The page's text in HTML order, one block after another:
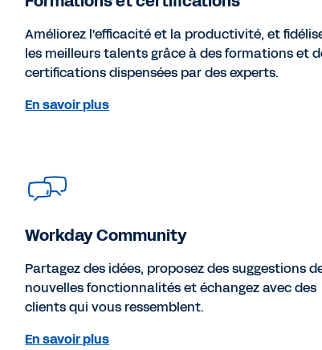
Améliorez l'efficacité et la productivité, et
les meilleurs talents grâce à des formations et
certifications dispensées par des experts.
En savoir plus
Workday Community
Partagez des idées, proposez des suggestions
nouvelles fonctionnalités et échangez avec des
clients qui vous ressemblent.
En savoir plus